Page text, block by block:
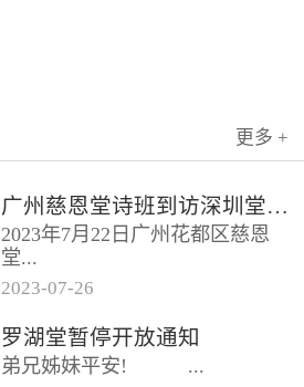
更多 +
广州慈恩堂诗班到访深圳堂、和平堂
2023年7月22日广州花都区慈恩
堂...
联合诗班在叶海莲牧师的带领
下，先后到访基督教和平堂、深
圳堂。 上午和平堂教...
2023-07-26
罗湖堂暂停开放通知
弟兄姊妹平安! ...